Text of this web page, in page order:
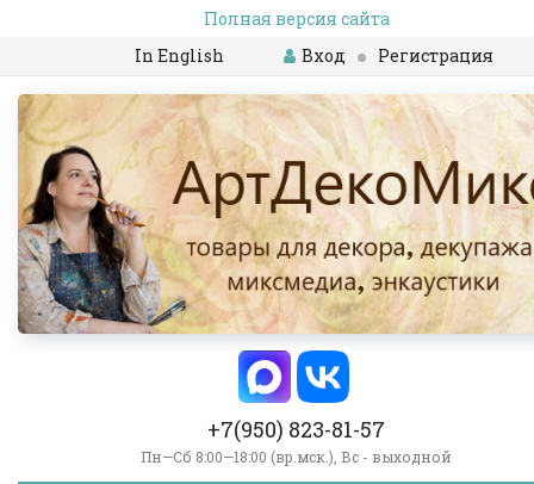
Полная версия сайта
In English
Вход Регистрация
+7(950) 823-81-57
Пн—Сб 8:00—18:00 (вр.мск.), Вс - выходной